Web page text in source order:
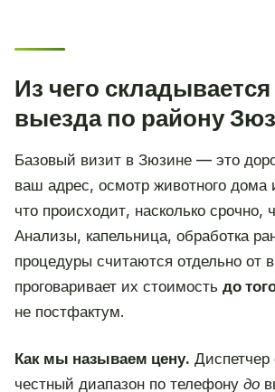
Из чего
выезда по району
Базовый визит в Зюзине — это
ваш адрес, осмотр животного дома
что происходит, насколько срочно,
Анализы, капельница, обработка
процедуры считаются отдельно от
проговаривает их стоимость до
не постфактум.
Как мы называем цену. Диспетчер
честный диапазон по телефону до